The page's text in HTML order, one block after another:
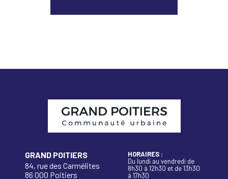
GRAND POITIERS
84, rue des Carmélites
86 000 Poitiers
HORAIRES :
Du lundi au vendredi de
8h30 à 12h30 et de 13h30
à 17h30